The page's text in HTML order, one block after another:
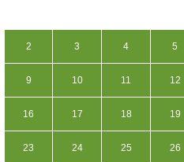
2 3 4 5
9 10 11 12
16 17 18 19
23 24 25 26